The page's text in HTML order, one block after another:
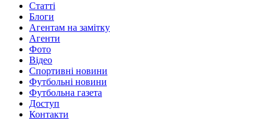
Статті
Блоги
Агентам на замітку
Агенти
Фото
Відео
Спортивні новини
Футбольні новини
Футбольна газета
Доступ
Контакти